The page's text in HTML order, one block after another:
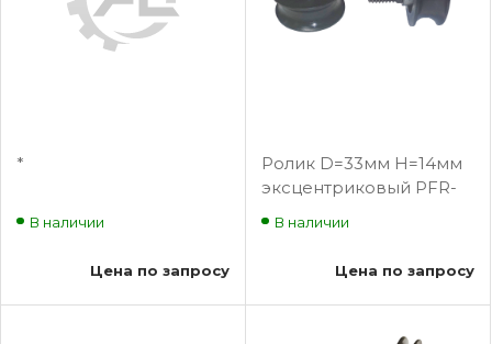
*
В наличии
Цена по запросу
Ролик D=33мм Н=14мм
эксцентриковый PFR-
В наличии
Цена по запросу